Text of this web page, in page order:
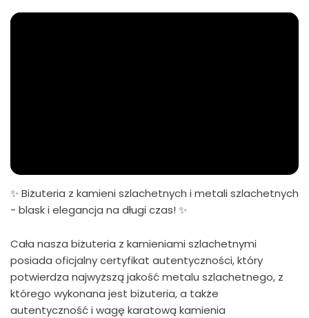
✨ Biżuteria z kamieni szlachetnych i metali szlachetnych
- blask i elegancja na długi czas! ✨
Cała nasza biżuteria z kamieniami szlachetnymi
posiada oficjalny certyfikat autentyczności, który
potwierdza najwyższą jakość metalu szlachetnego, z
którego wykonana jest biżuteria, a także
autentyczność i wagę karatową kamienia